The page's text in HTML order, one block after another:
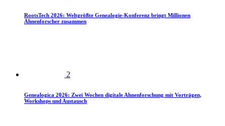
RootsTech 2026: Weltgrößte Genealogie-Konferenz bringt Millionen
Ahnenforscher zusammen
2
Genealogica 2026: Zwei Wochen digitale Ahnenforschung mit Vorträgen,
Workshops und Austausch